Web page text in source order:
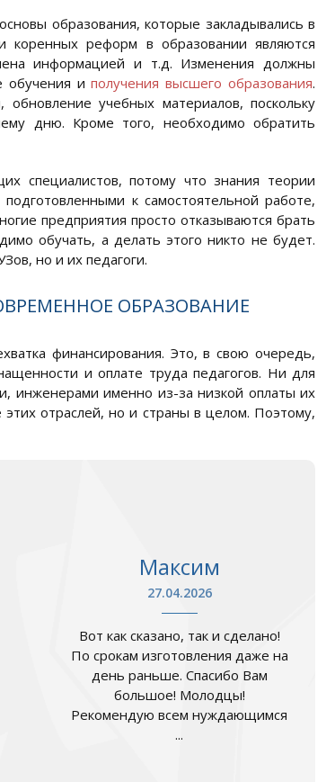
образования, которые закладывались в
коренных реформ в образовании являются
информацией и т.д. Изменения должны
обучения иполучения высшего образования.
учебных материалов, поскольку
дню. Кроме того, необходимо обратить
специалистов, потому что знания теории
к самостоятельной работе,
предприятия просто отказываются брать
обучать, а делать этого никто не будет.
но и их педагоги.
ОБРАЗОВАНИЕ
финансирования. Это, в свою очередь,
и оплате труда педагогов. Ни для
инженерами именно из-за низкой оплаты их
отраслей, но и страны в целом. Поэтому,
Максим
27.04.2026
Вот как сказано, так и сделано!
По срокам изготовления даже на
день раньше. Спасибо Вам
большое! Молодцы!
Рекомендую всем нуждающимся
...